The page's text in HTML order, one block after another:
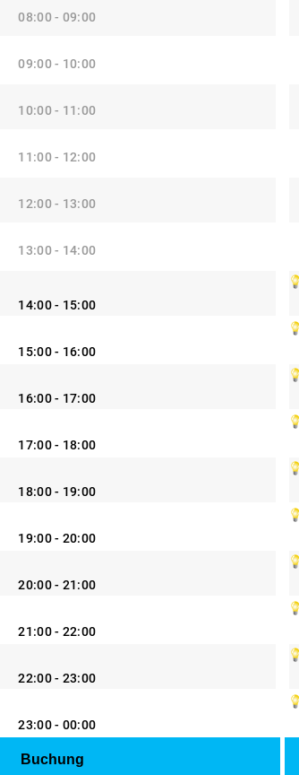
08:00 - 09:00
09:00 - 10:00
10:00 - 11:00
11:00 - 12:00
12:00 - 13:00
13:00 - 14:00
14:00 - 15:00
15:00 - 16:00
16:00 - 17:00
17:00 - 18:00
18:00 - 19:00
19:00 - 20:00
20:00 - 21:00
21:00 - 22:00
22:00 - 23:00
23:00 - 00:00